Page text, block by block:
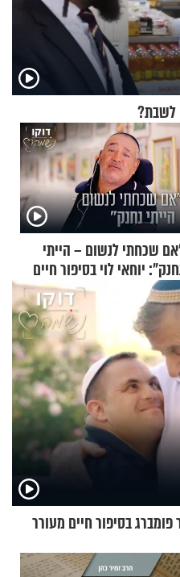
לשבת?
שכחתי לנשום – הייתי
יוחאי לוי בסיפור חיים
השראה
בסיפור חיים מעורר